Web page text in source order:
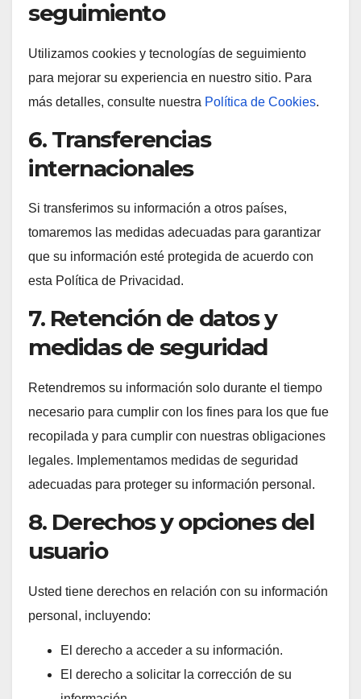
seguimiento
Utilizamos cookies y tecnologías de seguimiento
para mejorar su experiencia en nuestro sitio. Para
más detalles, consulte nuestra Política de Cookies.
6. Transferencias
internacionales
Si transferimos su información a otros países,
tomaremos las medidas adecuadas para garantizar
que su información esté protegida de acuerdo con
esta Política de Privacidad.
7. Retención de datos y
medidas de seguridad
Retendremos su información solo durante el tiempo
necesario para cumplir con los fines para los que fue
recopilada y para cumplir con nuestras obligaciones
legales. Implementamos medidas de seguridad
adecuadas para proteger su información personal.
8. Derechos y opciones del
usuario
Usted tiene derechos en relación con su información
personal, incluyendo:
El derecho a acceder a su información.
El derecho a solicitar la corrección de su